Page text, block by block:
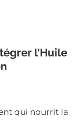
l’Huile
qui nourrit la